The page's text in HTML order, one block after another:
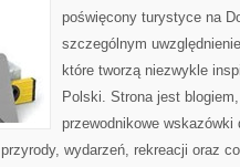
poświęcony turystyce na
szczególnym
które tworzą niezwykle
Polski. Strona jest
przewodnikowe
wydarzeń, rekreacji oraz